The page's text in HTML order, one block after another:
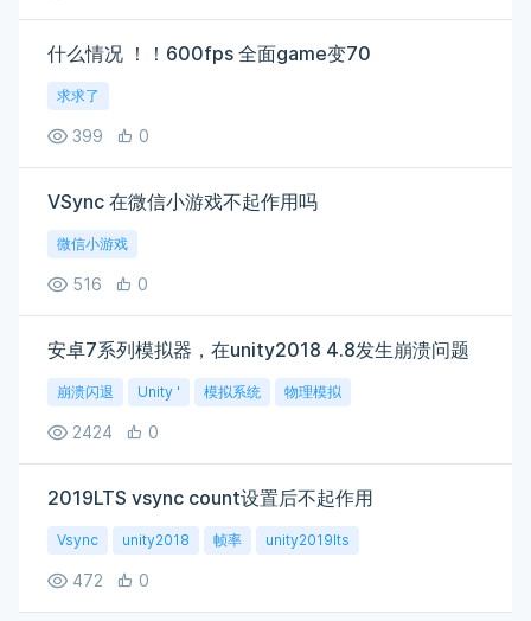
什么情况 ！！600fps 全面game变70
求求了
399 0
VSync 在微信小游戏不起作用吗
微信小游戏
516 0
安卓7系列模拟器，在unity2018 4.8发生崩溃问题
崩溃闪退 Unity ' 模拟系统 物理模拟
2424 0
2019LTS vsync count设置后不起作用
Vsync unity2018 帧率 unity2019lts
472 0